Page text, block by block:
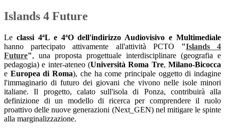
Islands 4 Future
Le classi 4ªL e 4ªO dell'indirizzo Audiovisivo e Multimediale
hanno partecipato attivamente all'attività PCTO "Islands 4
Future", una proposta progettuale interdisciplinare (geografia e
pedagogia) e inter-ateneo (Università Roma Tre,Milano-Bicocca
e Europea di Roma), che ha come principale oggetto di indagine
l'immaginario di futuro dei giovani che vivono nelle isole minori
italiane. Il progetto, calato sull'isola di Ponza, contribuirà alla
definizione di un modello di ricerca per comprendere il ruolo
proattivo delle nuove generazioni (Next_GEN) nel mitigare le spinte
alla marginalizzazione.